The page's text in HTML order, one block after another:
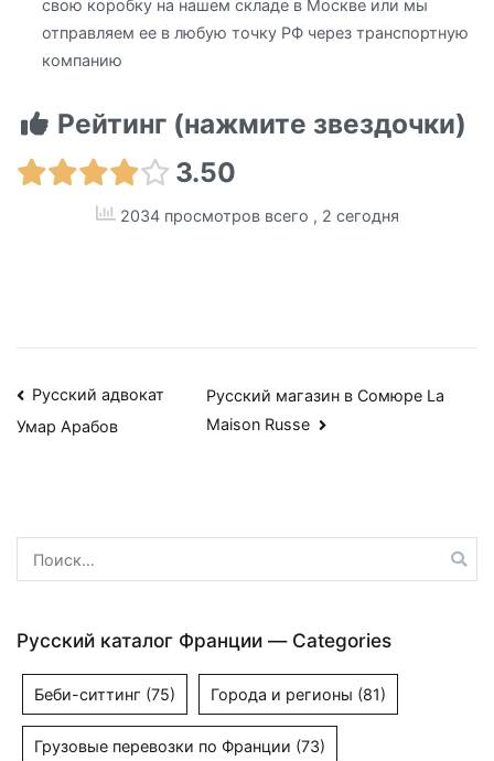
свою коробку на нашем складе в Москве или мы
отправляем ее в любую точку РФ через транспортную
компанию
Рейтинг (нажмите звездочки)
3.50
2034 просмотров всего , 2 сегодня
Навигация
по
Русский адвокат
Умар Арабов
Русский магазин в Сомюре La
Maison Russe
Найти:
Русский каталог Франции — Categories
Беби-ситтинг (75) Города и регионы (81)
Грузовые перевозки по Франции (73)